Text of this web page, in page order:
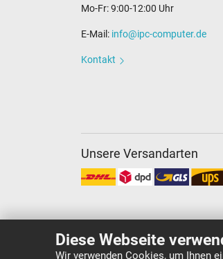
Diese Webseite
Wir verwenden Cookies, um Ihnen
Mo-Fr: 9:00-12:00 Uhr
E-Mail: info@ipc-computer.de
Kontakt
Unsere Versandarten